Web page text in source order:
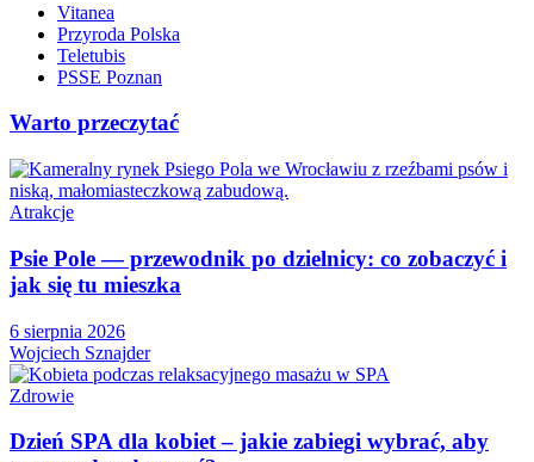
Vitanea
Przyroda Polska
Teletubis
PSSE Poznan
Warto przeczytać
Atrakcje
Psie Pole — przewodnik po dzielnicy: co zobaczyć i
jak się tu mieszka
6 sierpnia 2026
Wojciech Sznajder
Zdrowie
Dzień SPA dla kobiet – jakie zabiegi wybrać, aby